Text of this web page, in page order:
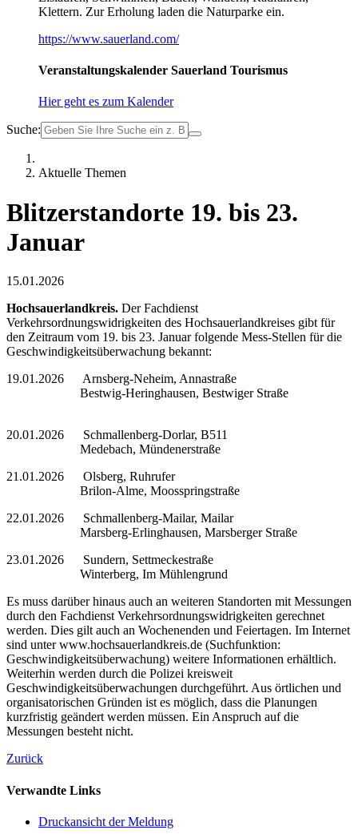
Klettern. Zur Erholung laden die Naturparke ein.
https://www.sauerland.com/
Veranstaltungskalender Sauerland Tourismus
Hier geht es zum Kalender
Suche:
Aktuelle Themen
Blitzerstandorte 19. bis 23.
Januar
15.01.2026
Hochsauerlandkreis. Der Fachdienst
Verkehrsordnungswidrigkeiten des Hochsauerlandkreises gibt für
den Zeitraum vom 19. bis 23. Januar folgende Mess-Stellen für die
Geschwindigkeitsüberwachung bekannt:
19.01.2026 Arnsberg-Neheim, Annastraße
Bestwig-Heringhausen, Bestwiger Straße
20.01.2026 Schmallenberg-Dorlar, B511
Medebach, Mündenerstraße
21.01.2026 Olsberg, Ruhrufer
Brilon-Alme, Moosspringstraße
22.01.2026 Schmallenberg-Mailar, Mailar
Marsberg-Erlinghausen, Marsberger Straße
23.01.2026 Sundern, Settmeckestraße
Winterberg, Im Mühlengrund
Es muss darüber hinaus auch an weiteren Standorten mit Messungen
durch den Fachdienst Verkehrsordnungswidrigkeiten gerechnet
werden. Dies gilt auch an Wochenenden und Feiertagen. Im Internet
sind unter www.hochsauerlandkreis.de (Suchfunktion:
Geschwindigkeitsüberwachung) weitere Informationen erhältlich.
Weiterhin werden durch die Polizei kreisweit
Geschwindigkeitsüberwachungen durchgeführt. Aus örtlichen und
organisatorischen Gründen ist es möglich, dass die Planungen
kurzfristig geändert werden müssen. Ein Anspruch auf die
Messungen besteht nicht.
Zurück
Verwandte Links
Druckansicht der Meldung